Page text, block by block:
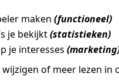
maken(functioneel)
je bekijkt(statistieken)
je interesses
of meer lezen in